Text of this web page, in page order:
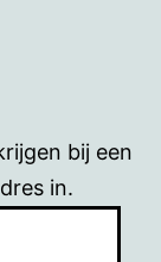
bij een
in.